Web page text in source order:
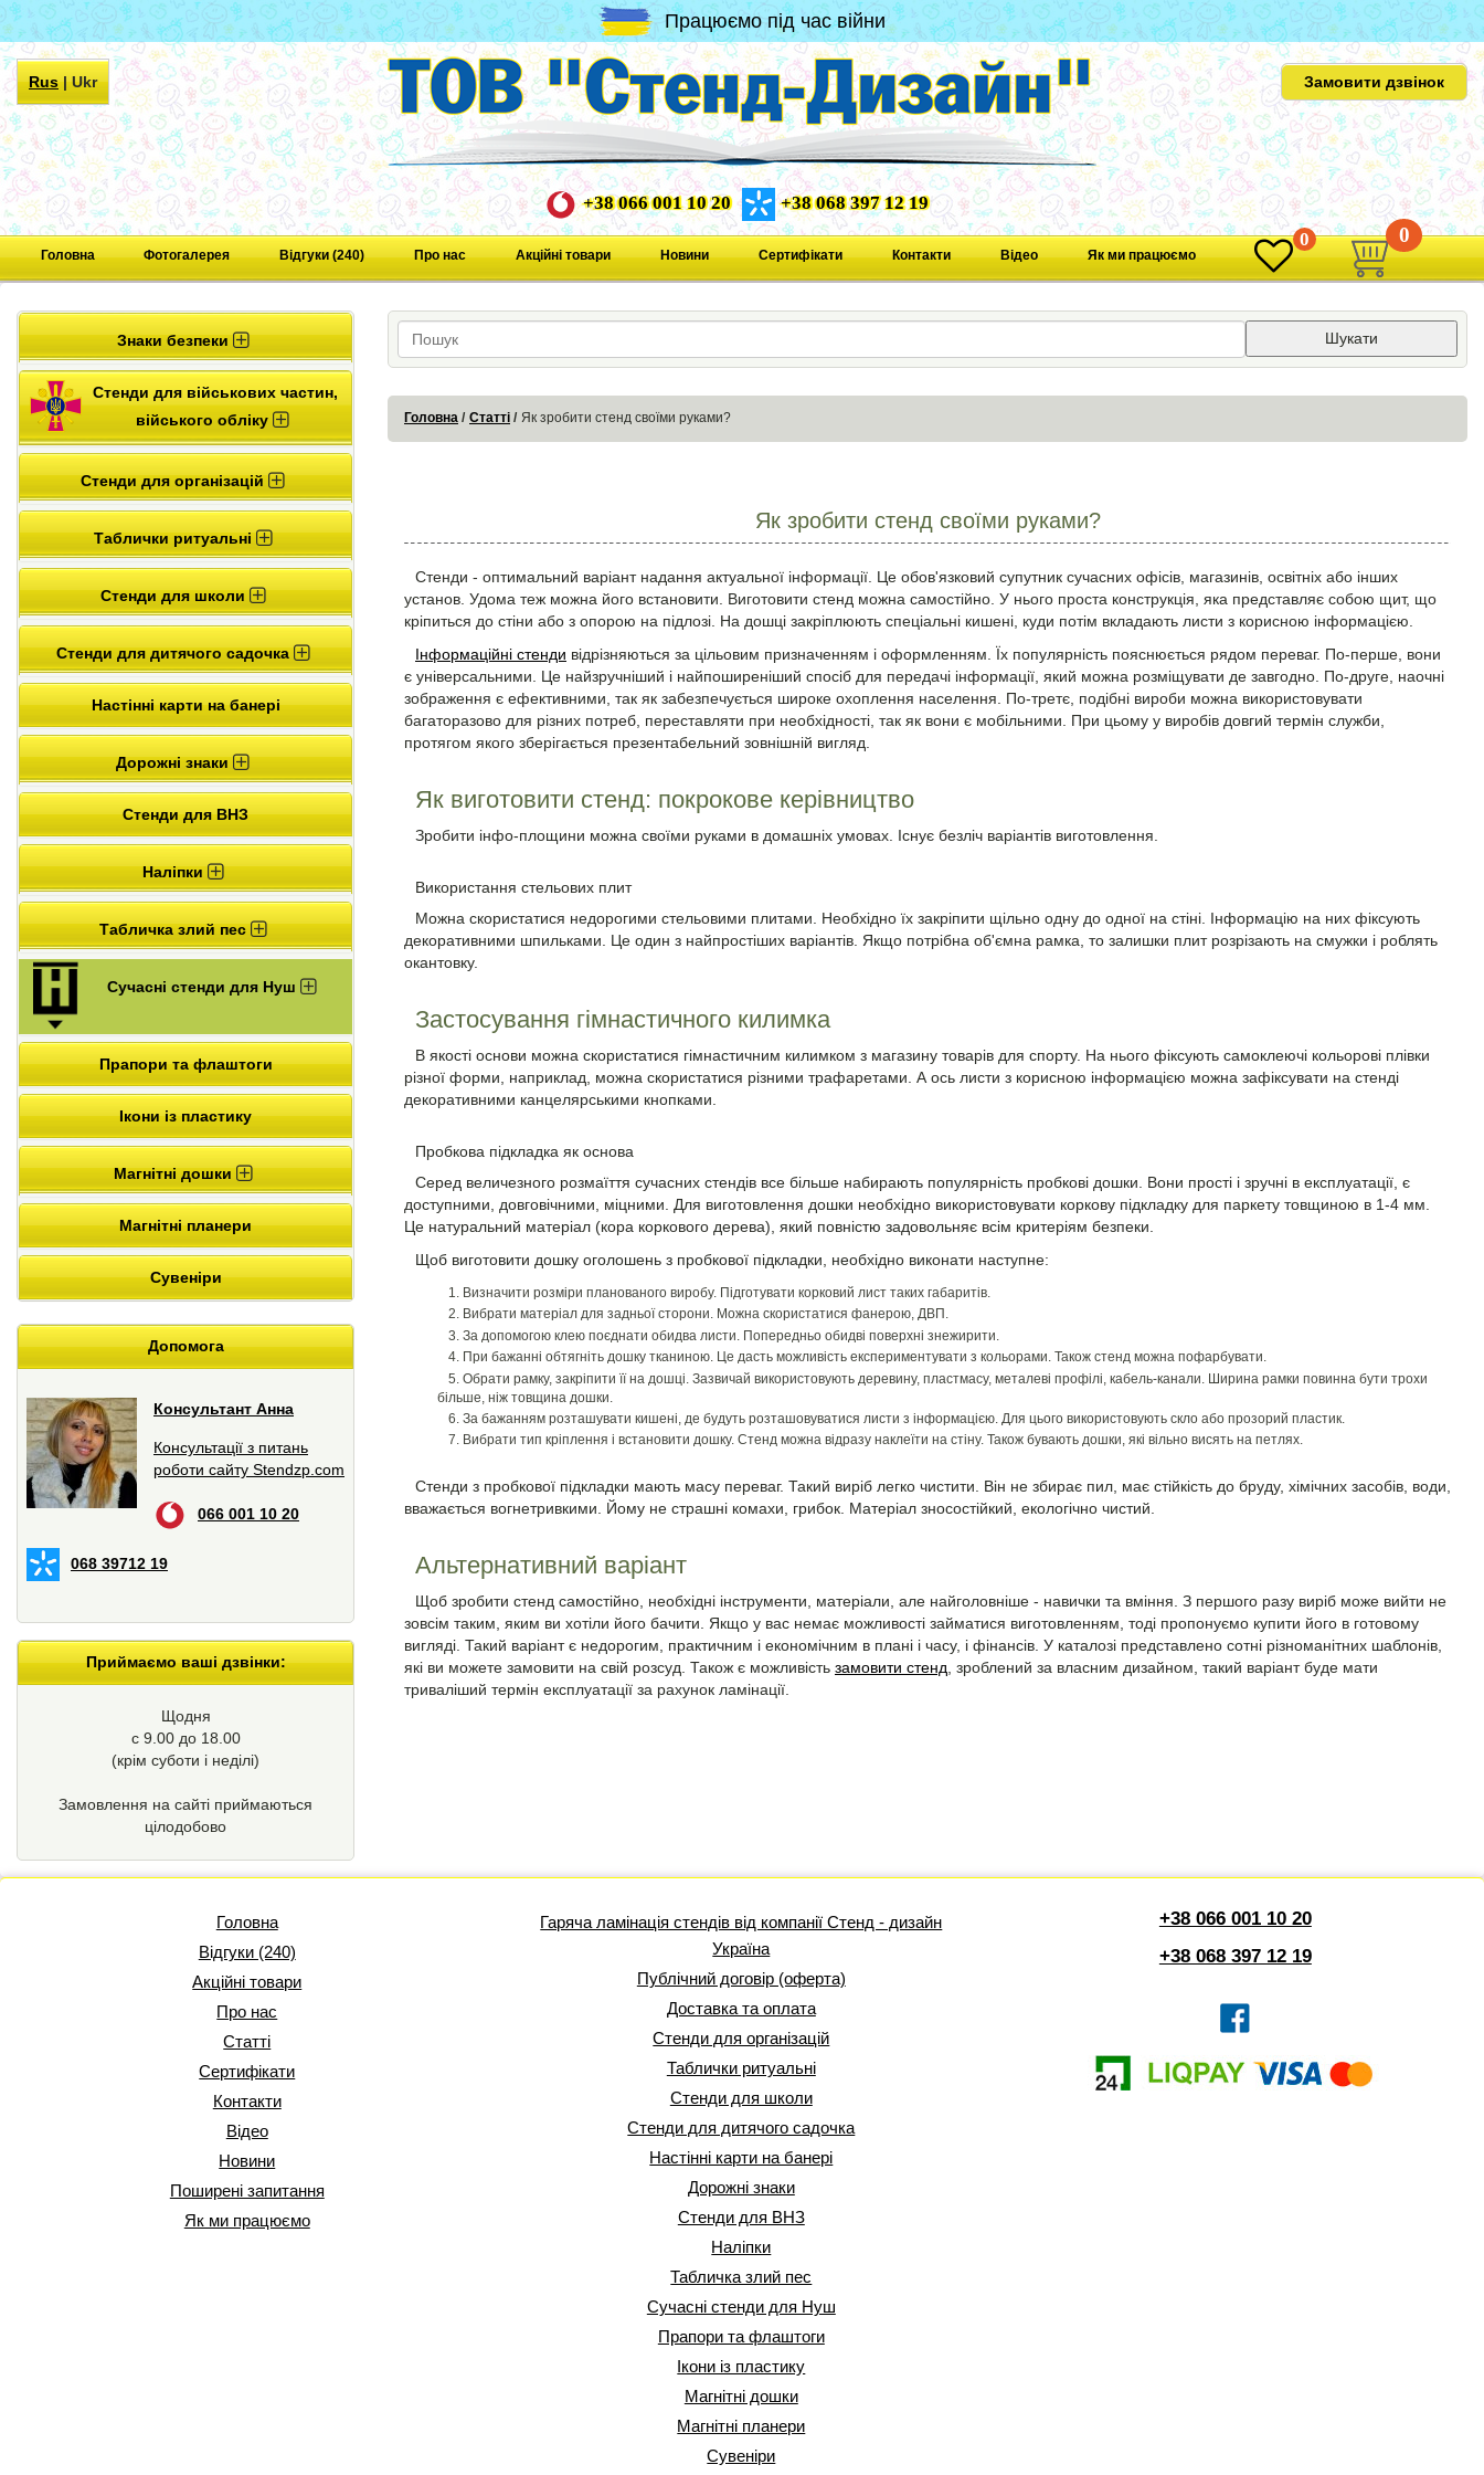
Працюємо під час війни
Rus|Ukr Замовити дзвінок
+38 066 001 10 20 +38 068 397 12 19
Головна Фотогалерея Відгуки (240) Про нас Акційні товари Новини Сертифікати Контакти Відео Як ми працюємо
0 0
Знаки безпеки
Стенди для військових частин,
війського обліку
Стенди для організацій
Таблички ритуальні
Стенди для школи
Стенди для дитячого садочка
Настінні карти на банері
Дорожні знаки
Стенди для ВНЗ
Наліпки
Табличка злий пес
Сучасні стенди для Нуш
Прапори та флаштоги
Ікони із пластику
Магнітні дошки
Магнітні планери
Сувеніри
Допомога
Консультант Анна
Консультації з питань
роботи сайту Stendzp.com
066 001 10 20
068 39712 19
Приймаємо ваші дзвінки:
Щодня
с 9.00 до 18.00
(крім суботи і неділі)
Замовлення на сайті приймаються
цілодобово
Шукати
Головна Статті Як зробити стенд своїми руками?
Як зробити стенд своїми руками?
Стенди - оптимальний варіант надання актуальної інформації. Це обов'язковий супутник сучасних офісів, магазинів, освітніх або інших
установ. Удома теж можна його встановити. Виготовити стенд можна самостійно. У нього проста конструкція, яка представляє собою щит, що
кріпиться до стіни або з опорою на підлозі. На дошці закріплюють спеціальні кишені, куди потім вкладають листи з корисною інформацією.
Інформаційні стенди відрізняються за цільовим призначенням і оформленням. Їх популярність пояснюється рядом переваг. По-перше, вони
є універсальними. Це найзручніший і найпоширеніший спосіб для передачі інформації, який можна розміщувати де завгодно. По-друге, наочні
зображення є ефективними, так як забезпечується широке охоплення населення. По-третє, подібні вироби можна використовувати
багаторазово для різних потреб, переставляти при необхідності, так як вони є мобільними. При цьому у виробів довгий термін служби,
протягом якого зберігається презентабельний зовнішній вигляд.
Як виготовити стенд: покрокове керівництво
Зробити інфо-площини можна своїми руками в домашніх умовах. Існує безліч варіантів виготовлення.
Використання стельових плит
Можна скористатися недорогими стельовими плитами. Необхідно їх закріпити щільно одну до одної на стіні. Інформацію на них фіксують
декоративними шпильками. Це один з найпростіших варіантів. Якщо потрібна об'ємна рамка, то залишки плит розрізають на смужки і роблять
окантовку.
Застосування гімнастичного килимка
В якості основи можна скористатися гімнастичним килимком з магазину товарів для спорту. На нього фіксують самоклеючі кольорові плівки
різної форми, наприклад, можна скористатися різними трафаретами. А ось листи з корисною інформацією можна зафіксувати на стенді
декоративними канцелярськими кнопками.
Пробкова підкладка як основа
Серед величезного розмаїття сучасних стендів все більше набирають популярність пробкові дошки. Вони прості і зручні в експлуатації, є
доступними, довговічними, міцними. Для виготовлення дошки необхідно використовувати коркову підкладку для паркету товщиною в 1-4 мм.
Це натуральний матеріал (кора коркового дерева), який повністю задовольняє всім критеріям безпеки.
Щоб виготовити дошку оголошень з пробкової підкладки, необхідно виконати наступне:
Визначити розміри планованого виробу. Підготувати корковий лист таких габаритів.
Вибрати матеріал для задньої сторони. Можна скористатися фанерою, ДВП.
За допомогою клею поєднати обидва листи. Попередньо обидві поверхні знежирити.
При бажанні обтягніть дошку тканиною. Це дасть можливість експериментувати з кольорами. Також стенд можна пофарбувати.
Обрати рамку, закріпити її на дошці. Зазвичай використовують деревину, пластмасу, металеві профілі, кабель-канали. Ширина рамки повинна бути трохи
більше, ніж товщина дошки.
За бажанням розташувати кишені, де будуть розташовуватися листи з інформацією. Для цього використовують скло або прозорий пластик.
Вибрати тип кріплення і встановити дошку. Стенд можна відразу наклеїти на стіну. Також бувають дошки, які вільно висять на петлях.
Стенди з пробкової підкладки мають масу переваг. Такий виріб легко чистити. Він не збирає пил, має стійкість до бруду, хімічних засобів, води,
вважається вогнетривкими. Йому не страшні комахи, грибок. Матеріал зносостійкий, екологічно чистий.
Альтернативний варіант
Щоб зробити стенд самостійно, необхідні інструменти, матеріали, але найголовніше - навички та вміння. З першого разу виріб може вийти не
зовсім таким, яким ви хотіли його бачити. Якщо у вас немає можливості займатися виготовленням, тоді пропонуємо купити його в готовому
вигляді. Такий варіант є недорогим, практичним і економічним в плані і часу, і фінансів. У каталозі представлено сотні різноманітних шаблонів,
які ви можете замовити на свій розсуд. Також є можливість замовити стенд , зроблений за власним дизайном, такий варіант буде мати
триваліший термін експлуатації за рахунок ламінації.
Головна
Відгуки (240)
Акційні товари
Про нас
Статті
Сертифікати
Контакти
Відео
Новини
Поширені запитання
Як ми працюємо
Гаряча ламінація стендів від компанії Стенд - дизайн
Україна
Публічний договір (оферта)
Доставка та оплата
Стенди для організацій
Таблички ритуальні
Стенди для школи
Стенди для дитячого садочка
Настінні карти на банері
Дорожні знаки
Стенди для ВНЗ
Наліпки
Табличка злий пес
Сучасні стенди для Нуш
Прапори та флаштоги
Ікони із пластику
Магнітні дошки
Магнітні планери
Сувеніри
+38 066 001 10 20
+38 068 397 12 19